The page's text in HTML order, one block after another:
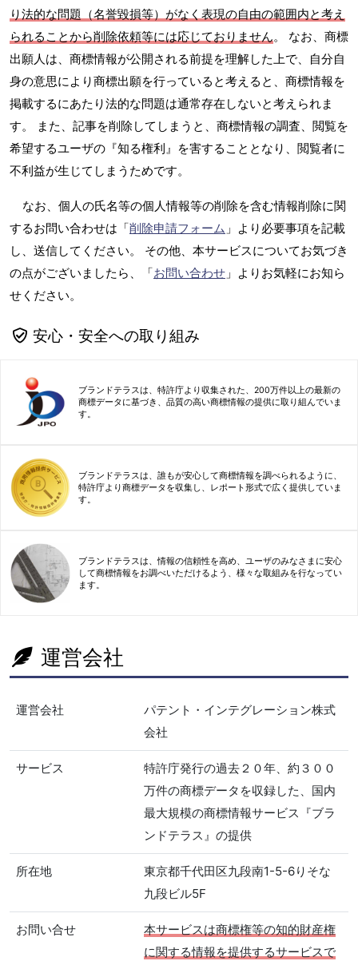
り法的な問題（名誉毀損等）がなく表現の自由の範囲内と考え
られることから削除依頼等には応じておりません。 なお、商標
出願人は、商標情報が公開される前提を理解した上で、自分自
身の意思により商標出願を行っていると考えると、商標情報を
掲載するにあたり法的な問題は通常存在しないと考えられま
す。 また、記事を削除してしまうと、商標情報の調査、閲覧を
希望するユーザの『知る権利』を害することとなり、閲覧者に
不利益が生じてしまうためです。
なお、個人の氏名等の個人情報等の削除を含む情報削除に関
するお問い合わせは「削除申請フォーム 」より必要事項を記載
し、送信してください。 その他、本サービスについてお気づき
の点がございましたら、「お問い合わせ 」よりお気軽にお知ら
せください。
安心・安全への取り組み
ブランドテラスは、特許庁より収集された、200万件以上の最新の
商標データに基づき、品質の高い商標情報の提供に取り組んでいま
す。
ブランドテラスは、誰もが安心して商標情報を調べられるように、
特許庁より商標データを収集し、レポート形式で広く提供していま
す。
ブランドテラスは、情報の信頼性を高め、ユーザのみなさまに安心
して商標情報をお調べいただけるよう、様々な取組みを行なってい
ます。
運営会社
運営会社
パテント・インテグレーション株式
会社
サービス
特許庁発行の過去２０年、約３００
万件の商標データを収録した、国内
最大規模の商標情報サービス『ブラ
ンドテラス』の提供
所在地
東京都千代田区九段南1-5-6りそな
九段ビル5F
お問い合せ
本サービスは商標権等の知的財産権
に関する情報を提供するサービスで